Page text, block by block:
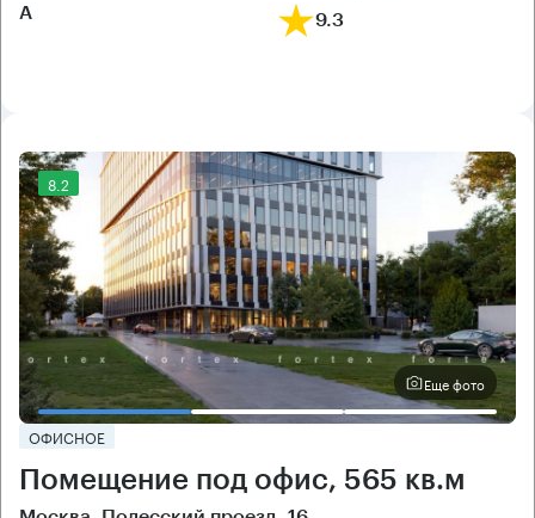
А 9.3
8.2
Еще фото
ОФИСНОЕ
Помещение под офис, 565 кв.м